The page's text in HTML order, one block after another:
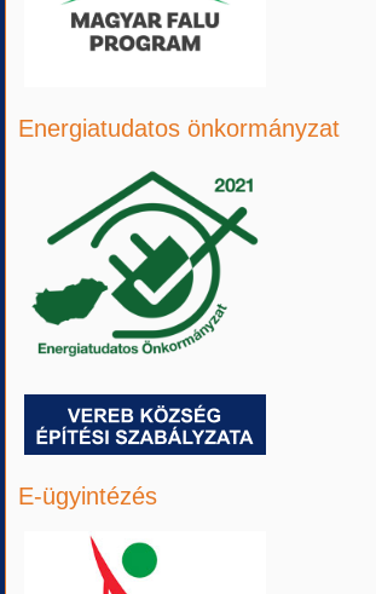
Energiatudatos önkormányzat
E-ügyintézés